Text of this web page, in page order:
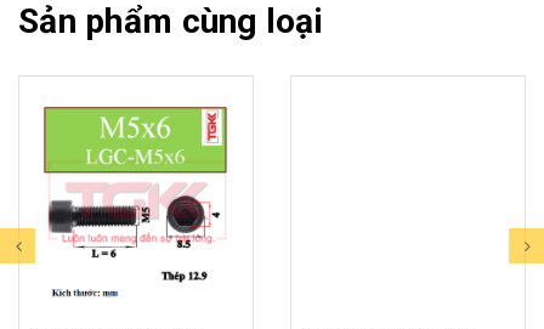
Sản phẩm cùng loại